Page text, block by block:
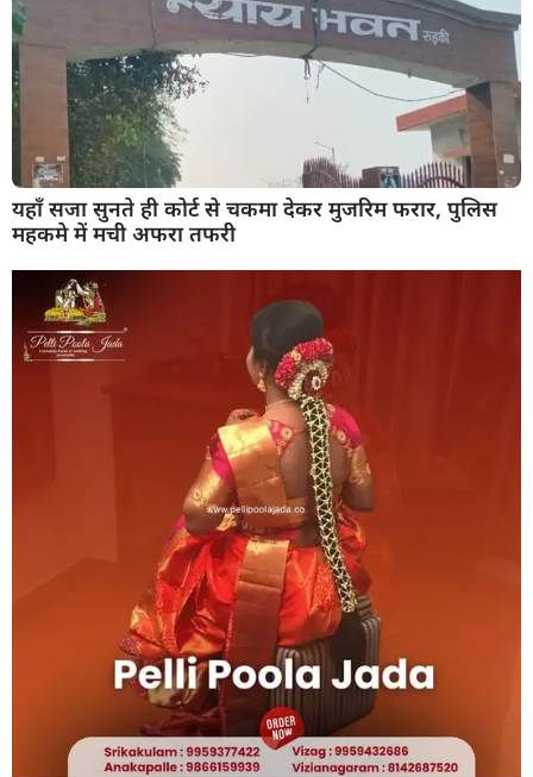
यहाँ सजा सुनते ही कोर्ट से चकमा देकर मुजरिम फरार, पुलिस
महकमे में मची अफरा तफरी